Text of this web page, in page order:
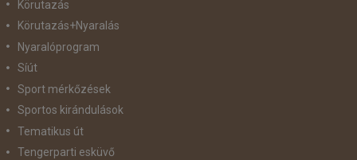
Körutazás
Körutazás+Nyaralás
Nyaralóprogram
Síút
Sport mérkőzések
Sportos kirándulások
Tematikus út
Tengerparti esküvő